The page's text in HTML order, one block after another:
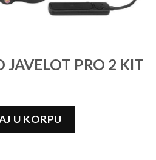
JAVELOT PRO 2 KIT
PRO 2 KIT količina
U KORPU